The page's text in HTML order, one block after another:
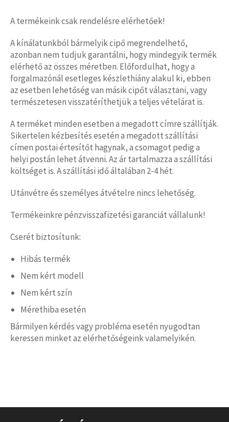
A termékeink csak rendelésre elérhetőek!
A kínálatunkból bármelyik cipő megrendelhető,
azonban nem tudjuk garantálni, hogy mindegyik termék
elérhető az összes méretben. Előfordulhat, hogy a
forgalmazónál esetleges készlethiány alakul ki, ebben
az esetben lehetőség van másik cipőt választani, vagy
természetesen visszatéríthetjük a teljes vételárat is.
A terméket minden esetben a megadott címre szállítják.
Sikertelen kézbesítés esetén a megadott szállítási
címen postai értesítőt hagynak, a csomagot pedig a
helyi postán lehet átvenni. Az ár tartalmazza a szállítási
költséget is. A szállítási idő általában 2-4 hét.
Utánvétre és személyes átvételre nincs lehetőség.
Termékeinkre pénzvisszafizetési garanciát vállalunk!
Cserét biztosítunk:
Hibás termék
Nem kért modell
Nem kért szín
Mérethiba esetén
Bármilyen kérdés vagy probléma esetén nyugodtan
keressen minket az elérhetőségeink valamelyikén.